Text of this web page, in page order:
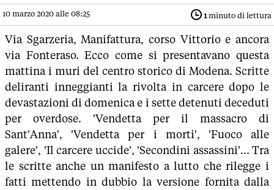
10 marzo 2020 alle 08:25 1 minuto di lettura
Via Sgarzeria, Manifattura, corso Vittorio e ancora
via Fonteraso. Ecco come si presentavano questa
mattina i muri del centro storico di Modena. Scritte
deliranti inneggianti la rivolta in carcere dopo le
devastazioni di domenica e i sette detenuti deceduti
per overdose. 'Vendetta per il massacro di
Sant'Anna', 'Vendetta per i morti', 'Fuoco alle
galere', 'Il carcere uccide', 'Secondini assassini'... Tra
le scritte anche un manifesto a lutto che rilegge i
fatti mettendo in dubbio la versione fornita dalla